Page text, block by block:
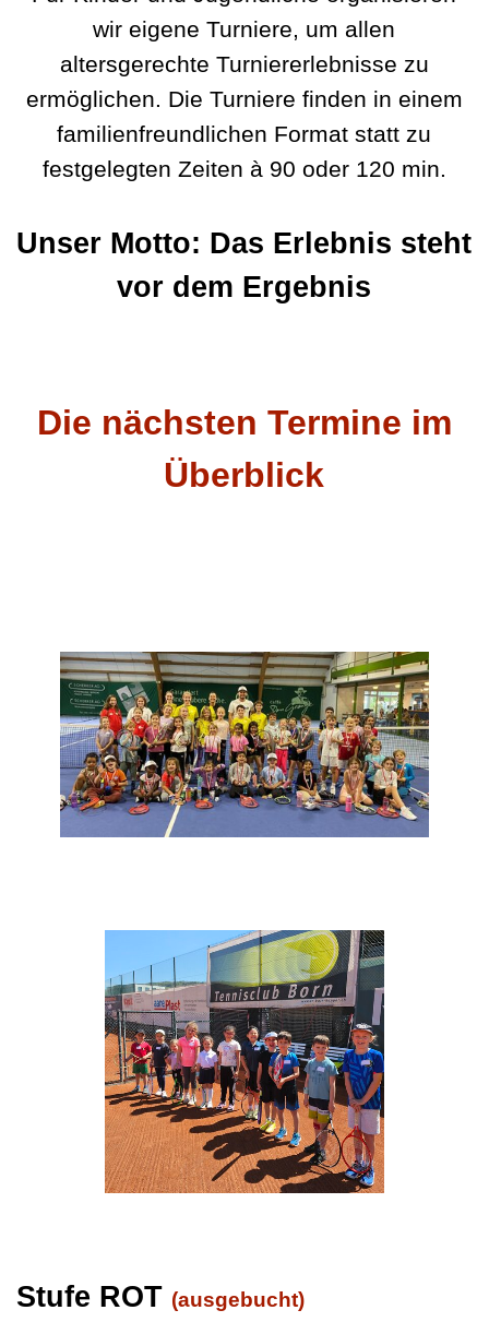
wir eigene Turniere, um allen
altersgerechte Turniererlebnisse zu
ermöglichen. Die Turniere finden in einem
familienfreundlichen Format statt zu
festgelegten Zeiten à 90 oder 120 min.
Unser Motto: Das Erlebnis steht
vor dem Ergebnis
Die nächsten Termine im
Überblick
Stufe ROT (ausgebucht)